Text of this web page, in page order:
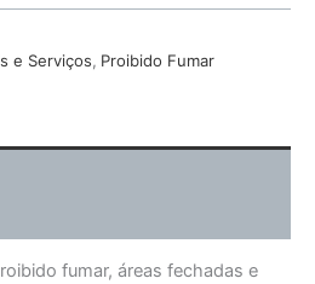
e Serviços, Proibido Fumar
fumar, áreas fechadas e